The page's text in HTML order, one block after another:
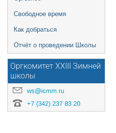
Свободное время
Как добраться
Отчёт о проведении Школы
Оргкомитет XXIII Зимней
школы
ws@icmm.ru
+7 (342) 237 83 20